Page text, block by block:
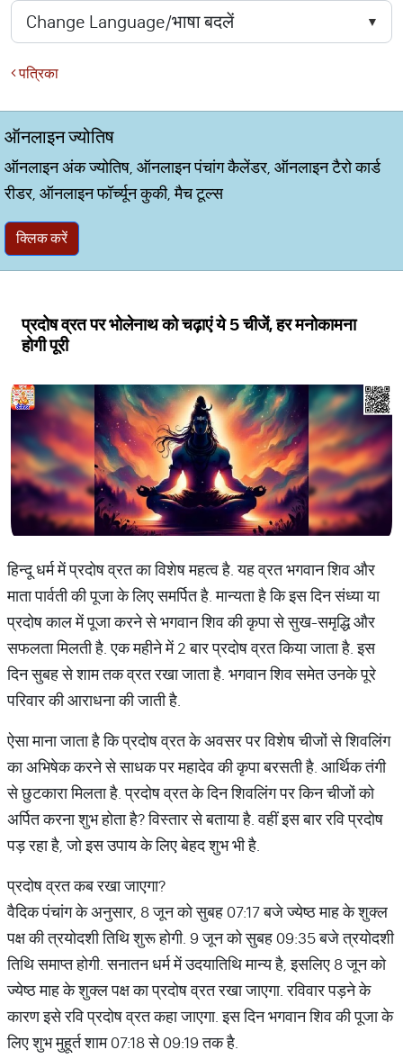
पत्रिका
ऑनलाइन ज्योतिष
ऑनलाइन अंक ज्योतिष, ऑनलाइन पंचांग कैलेंडर, ऑनलाइन टैरो कार्ड
रीडर, ऑनलाइन फॉर्च्यून कुकी, मैच टूल्स
क्लिक करें
प्रदोष व्रत पर भोलेनाथ को चढ़ाएं ये 5 चीजें, हर मनोकामना
होगी पूरी
हिन्दू धर्म में प्रदोष व्रत का विशेष महत्व है. यह व्रत भगवान शिव और
माता पार्वती की पूजा के लिए समर्पित है. मान्यता है कि इस दिन संध्या या
प्रदोष काल में पूजा करने से भगवान शिव की कृपा से सुख-समृद्धि और
सफलता मिलती है. एक महीने में 2 बार प्रदोष व्रत किया जाता है. इस
दिन सुबह से शाम तक व्रत रखा जाता है. भगवान शिव समेत उनके पूरे
परिवार की आराधना की जाती है.
ऐसा माना जाता है कि प्रदोष व्रत के अवसर पर विशेष चीजों से शिवलिंग
का अभिषेक करने से साधक पर महादेव की कृपा बरसती है. आर्थिक तंगी
से छुटकारा मिलता है. प्रदोष व्रत के दिन शिवलिंग पर किन चीजों को
अर्पित करना शुभ होता है? विस्तार से बताया है. वहीं इस बार रवि प्रदोष
पड़ रहा है, जो इस उपाय के लिए बेहद शुभ भी है.
प्रदोष व्रत कब रखा जाएगा?
वैदिक पंचांग के अनुसार, 8 जून को सुबह 07:17 बजे ज्येष्ठ माह के शुक्ल
पक्ष की त्रयोदशी तिथि शुरू होगी. 9 जून को सुबह 09:35 बजे त्रयोदशी
तिथि समाप्त होगी. सनातन धर्म में उदयातिथि मान्य है, इसलिए 8 जून को
ज्येष्ठ माह के शुक्ल पक्ष का प्रदोष व्रत रखा जाएगा. रविवार पड़ने के
कारण इसे रवि प्रदोष व्रत कहा जाएगा. इस दिन भगवान शिव की पूजा के
लिए शुभ मुहूर्त शाम 07:18 से 09:19 तक है.